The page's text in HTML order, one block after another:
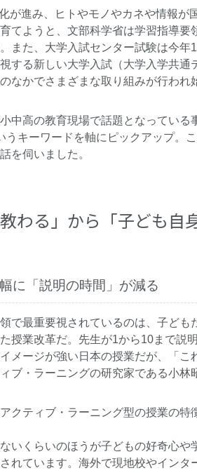
が進み、ヒトやモノやカネや情報
てようと、文部科学省は学習指導
また、大学入試センター試験は今
する新しい大学入試（大学入学共
なかでさまざまな取り組みが行われ
中高の教育現場で話題となっている
うキーワードを軸にピックアップ
を伺いました。
教わる」から「子ども
に「説明の時間」が減る
で最重要視されているのは、子ど
授業改革だ。先生が1から10まで
メージが強い日本の授業だが、「
ブ・ラーニングの研究家である小林
クティブ・ラーニング型の授業の
ないくらいのほうが子どもの好奇心
れています。海外で現地校やイン